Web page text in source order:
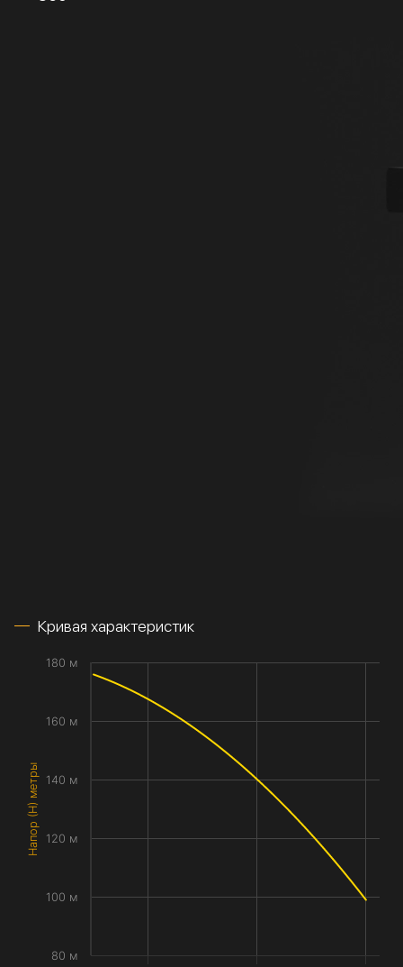
Кривая характеристик
Напор (H) метры
80 м
100 м
120 м
140 м
160 м
180 м